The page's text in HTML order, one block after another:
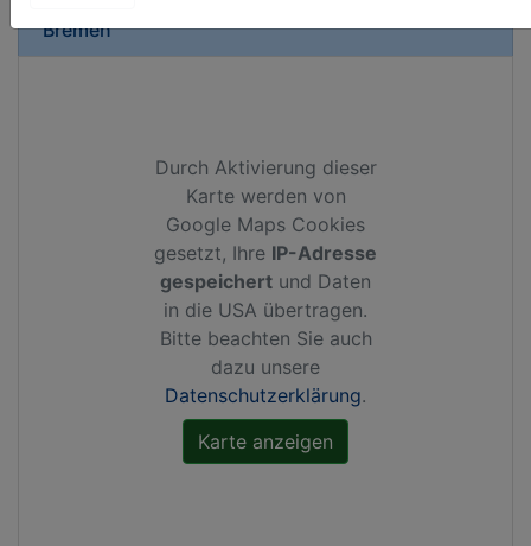
Bremen
Durch Aktivierung dieser
Karte werden von
Google Maps Cookies
gesetzt, Ihre IP-Adresse
gespeichert und Daten
in die USA übertragen.
Bitte beachten Sie auch
dazu unsere
Datenschutzerklärung.